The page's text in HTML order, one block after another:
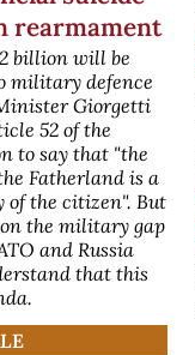
di Premi Nobel e
a Roma
dell’Assemblea
Nobel – Borgo
luglio 2026
per il movimento
il disarmo è
Vaticano, di un
da parte di premi
riuniti a Roma. Il
nucleare
Riad firmano un
"storico" da gran
internazionale:
Stati Uniti aiutino
a sviluppare un
civile grazie
rearmament
billion will be
military defence
Giorgetti
52 of the
to say that "the
Fatherland is a
of the citizen". But
the military gap
and Russia
that this